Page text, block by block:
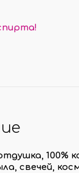
100%
свечей,